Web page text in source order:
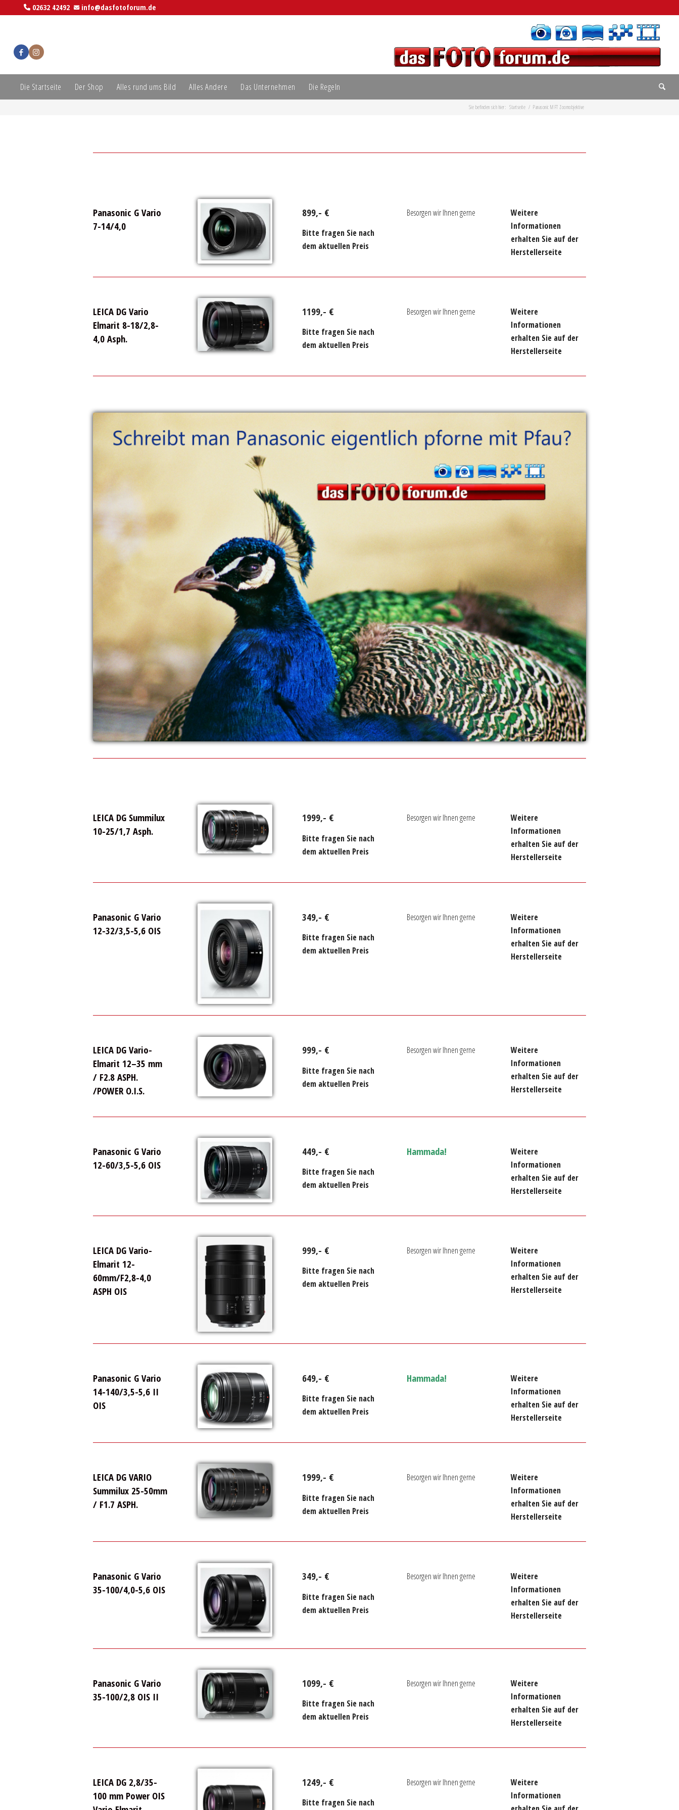
02632 42492 info@dasfotoforum.de
Die Startseite Der Shop Alles rund ums Bild Alles Andere Das Unternehmen Die Regeln
Sie befinden sich hier: Startseite / Panasonic MFT Zoomobjektive
Panasonic G Vario
7-14/4,0
899,- €
Bitte fragen Sie nach
dem aktuellen Preis
Besorgen wir Ihnen gerne
Weitere
Informationen
erhalten Sie auf der
Herstellerseite
LEICA DG Vario
Elmarit 8-18/2,8-
4,0 Asph.
1199,- €
Bitte fragen Sie nach
dem aktuellen Preis
Besorgen wir Ihnen gerne
Weitere
Informationen
erhalten Sie auf der
Herstellerseite
LEICA DG Summilux
10-25/1,7 Asph.
1999,- €
Bitte fragen Sie nach
dem aktuellen Preis
Besorgen wir Ihnen gerne
Weitere
Informationen
erhalten Sie auf der
Herstellerseite
Panasonic G Vario
12-32/3,5-5,6 OIS
349,- €
Bitte fragen Sie nach
dem aktuellen Preis
Besorgen wir Ihnen gerne
Weitere
Informationen
erhalten Sie auf der
Herstellerseite
LEICA DG Vario-
Elmarit 12–35 mm
/ F2.8 ASPH.
/POWER O.I.S.
999,- €
Bitte fragen Sie nach
dem aktuellen Preis
Besorgen wir Ihnen gerne
Weitere
Informationen
erhalten Sie auf der
Herstellerseite
Panasonic G Vario
12-60/3,5-5,6 OIS
449,- €
Bitte fragen Sie nach
dem aktuellen Preis
Hammada!
Weitere
Informationen
erhalten Sie auf der
Herstellerseite
LEICA DG Vario-
Elmarit 12-
60mm/F2,8-4,0
ASPH OIS
999,- €
Bitte fragen Sie nach
dem aktuellen Preis
Besorgen wir Ihnen gerne
Weitere
Informationen
erhalten Sie auf der
Herstellerseite
Panasonic G Vario
14-140/3,5-5,6 II
OIS
649,- €
Bitte fragen Sie nach
dem aktuellen Preis
Hammada!
Weitere
Informationen
erhalten Sie auf der
Herstellerseite
LEICA DG VARIO
Summilux 25-50mm
/ F1.7 ASPH.
1999,- €
Bitte fragen Sie nach
dem aktuellen Preis
Besorgen wir Ihnen gerne
Weitere
Informationen
erhalten Sie auf der
Herstellerseite
Panasonic G Vario
35-100/4,0-5,6 OIS
349,- €
Bitte fragen Sie nach
dem aktuellen Preis
Besorgen wir Ihnen gerne
Weitere
Informationen
erhalten Sie auf der
Herstellerseite
Panasonic G Vario
35-100/2,8 OIS II
1099,- €
Bitte fragen Sie nach
dem aktuellen Preis
Besorgen wir Ihnen gerne
Weitere
Informationen
erhalten Sie auf der
Herstellerseite
LEICA DG 2,8/35-
100 mm Power OIS
1249,- €
Bitte fragen Sie nach
Besorgen wir Ihnen gerne
Weitere
Informationen